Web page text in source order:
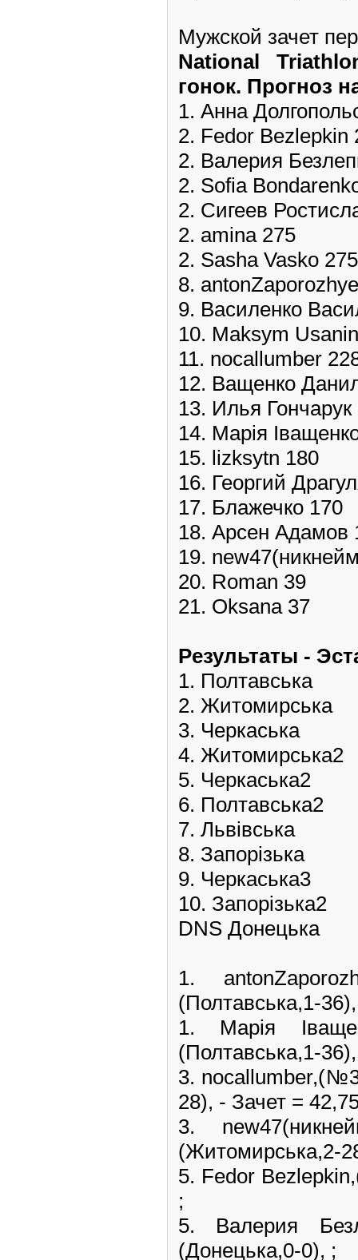
Мужской зачет
National
гонок. Прогноз
1. Анна
2. Fedor Bezlepkin
2. Валерия
2. Sofia
2. Сигеев
2. amina 275
2. Sasha Vasko 275
8.
9. Василенко
10. Maksym
11. nocallumber
12. Ващенко
13. Илья Гончарук
14. Марія
15. lizksytn 180
16. Георгий
17. Блажечко 170
18. Арсен Адамов
19.
20. Roman 39
21. Oksana 37
Pезультаты -
1. Полтавська
2. Житомирська
3. Черкаська
4. Житомирська2
5. Черкаська2
6. Полтавська2
7. Львівська
8. Запорізька
9. Черкаська3
10. Запорізька2
DNS Донецька
1.
(Полтавська,1-
1. Марія
(Полтавська,1-
3.
28), - Зачет =
3.
(Житомирська,2-
5. Fedor
;
5. Валерия
(Донецька,0-0), ;